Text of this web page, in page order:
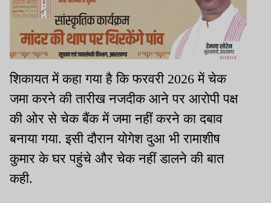
शिकायत में कहा गया है कि फरवरी 2026 में चेक
जमा करने की तारीख नजदीक आने पर आरोपी पक्ष
की ओर से चेक बैंक में जमा नहीं करने का दबाव
बनाया गया. इसी दौरान योगेश दुआ भी रामाशीष
कुमार के घर पहुंचे और चेक नहीं डालने की बात
कही.